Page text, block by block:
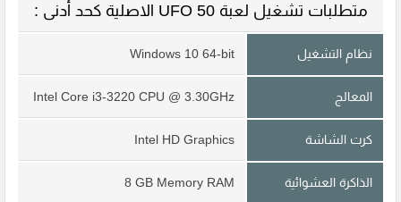
متطلبات تشغيل لعبة UFO 50 الاصلية كحد أدنى :
نظام التشغيل Windows 10 64-bit
المعالج Intel Core i3-3220 CPU @ 3.30GHz
كرت الشاشة Intel HD Graphics
الذاكرة العشوائية 8 GB Memory RAM